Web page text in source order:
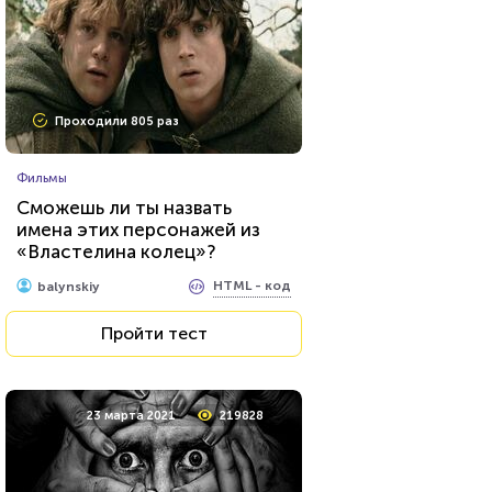
Проходили 20936 раз
Сериалы
Тест: «Какой ты вампир из
сериала "Дневники
вампира"»?
Пройти тест
15 февраля 2022 53614
Проходили 805 раз
Фильмы
Сможешь ли ты назвать
имена этих персонажей из
«Властелина колец»?
balynskiy HTML - код
Пройти тест
23 марта 2021 219828